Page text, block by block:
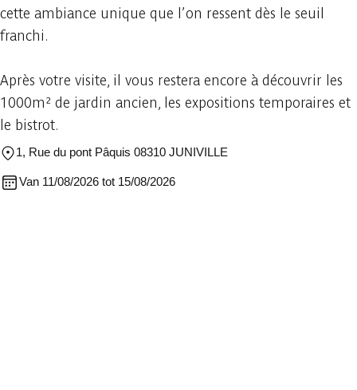
cette ambiance unique que l’on ressent dès le seuil
franchi.
Après votre visite, il vous restera encore à découvrir les
1000m² de jardin ancien, les expositions temporaires et
le bistrot.
1, Rue du pont Pâquis 08310 JUNIVILLE
Van 11/08/2026 tot 15/08/2026